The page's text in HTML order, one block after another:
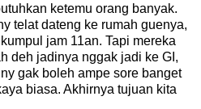
ketemu orang banyak.
telat dateng ke rumah guenya,
jam 11an. Tapi mereka
deh jadinya nggak jadi ke GI,
gak boleh ampe sore banget
biasa. Akhirnya tujuan kita